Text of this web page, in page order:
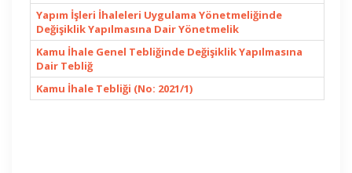
Yapım İşleri İhaleleri Uygulama Yönetmeliğinde
Değişiklik Yapılmasına Dair Yönetmelik
Kamu İhale Genel Tebliğinde Değişiklik Yapılmasına
Dair Tebliğ
Kamu İhale Tebliği (No: 2021/1)